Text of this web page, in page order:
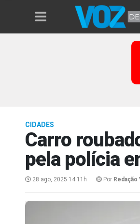
CIDADES
Carro
pela polícia
28 ago, 2025 14:11h Por